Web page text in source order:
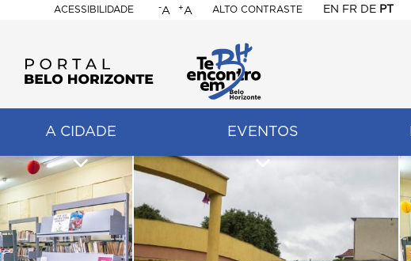
ACESSIBILIDADE
BELO
HORIZONTE
-A +A ALTO CONTRASTE EN FR DE PT
A CIDADE EVENTOS